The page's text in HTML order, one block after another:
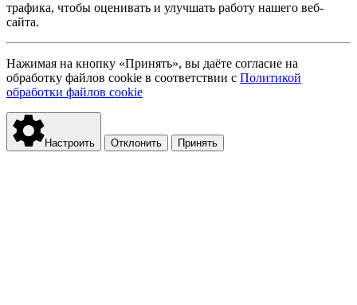
трафика, чтобы оценивать и улучшать работу нашего веб-
сайта.
Нажимая на кнопку «Принять», вы даёте согласие на
обработку файлов cookie в соответствии с Политикой
обработки файлов cookie
Настроить Отклонить Принять